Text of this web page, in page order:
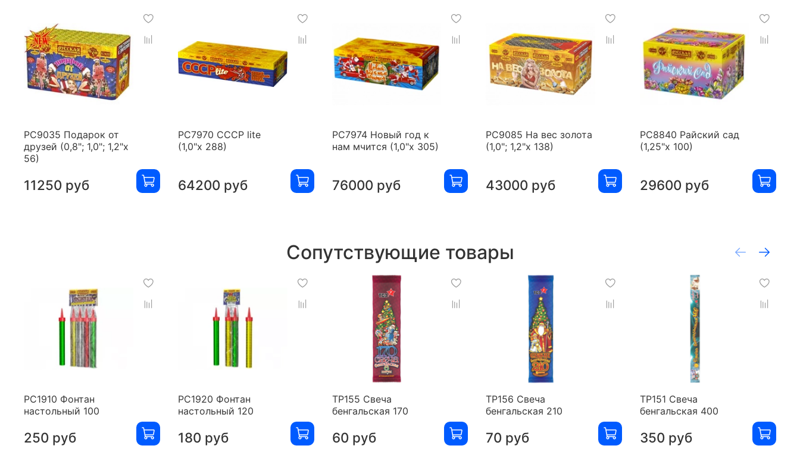
РС9035 Подарок от
друзей (0,8"; 1,0"; 1,2"х
56)
11250 руб
РС7970 СССР lite
(1,0"х 288)
64200 руб
РС7974 Новый год к
нам мчится (1,0"х 305)
76000 руб
РС9085 На вес золота
(1,0"; 1,2"х 138)
43000 руб
РС8840 Райский сад
(1,25"х 100)
29600 руб
Сопутствующие товары
РС1910 Фонтан
настольный 100
250 руб
РС1920 Фонтан
настольный 120
180 руб
ТР155 Свеча
бенгальская 170
60 руб
ТР156 Свеча
бенгальская 210
70 руб
ТР151 Свеча
бенгальская 400
350 руб